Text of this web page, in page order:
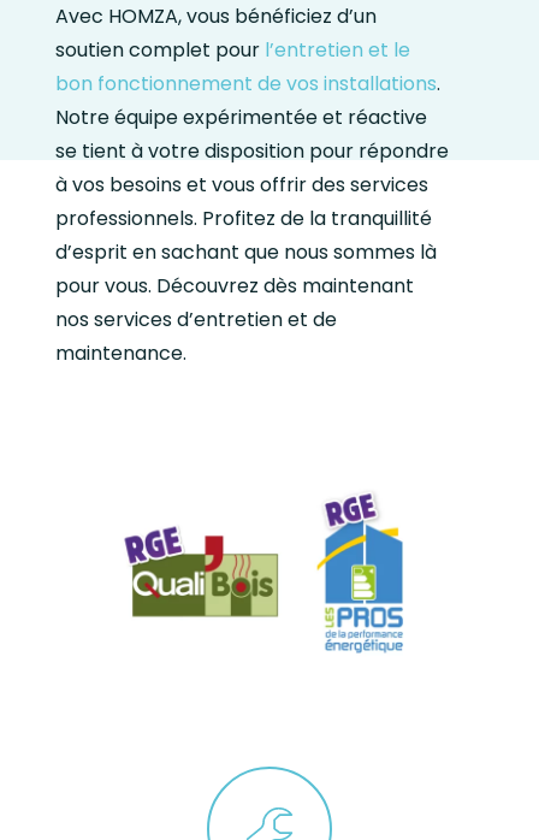
Avec HOMZA, vous bénéficiez d’un
soutien complet pour l’entretien et le
bon fonctionnement de vos installations.
Notre équipe expérimentée et réactive
se tient à votre disposition pour répondre
à vos besoins et vous offrir des services
professionnels. Profitez de la tranquillité
d’esprit en sachant que nous sommes là
pour vous. Découvrez dès maintenant
nos services d’entretien et de
maintenance.